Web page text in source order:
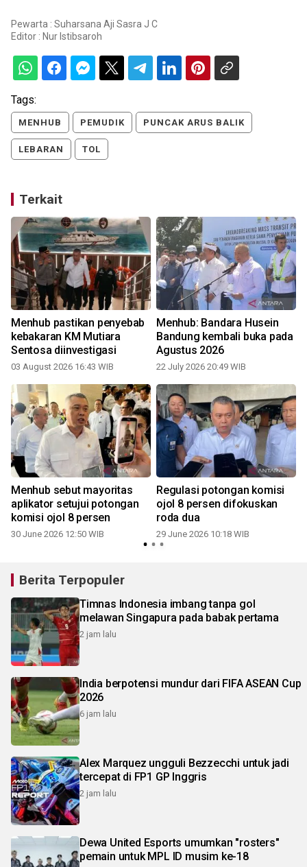
Pewarta : Suharsana Aji Sasra J C
Editor : Nur Istibsaroh
Tags:
MENHUB PEMUDIK PUNCAK ARUS BALIK
LEBARAN TOL
Terkait
Menhub pastikan penyebab
kebakaran KM Mutiara
Sentosa diinvestigasi
03 August 2026 16:43 WIB
Menhub: Bandara Husein
Bandung kembali buka pada
Agustus 2026
22 July 2026 20:49 WIB
Menhub sebut mayoritas
aplikator setujui potongan
komisi ojol 8 persen
30 June 2026 12:50 WIB
Regulasi potongan komisi
ojol 8 persen difokuskan
roda dua
29 June 2026 10:18 WIB
Berita Terpopuler
Timnas Indonesia imbang tanpa gol
melawan Singapura pada babak pertama
2 jam lalu
India berpotensi mundur dari FIFA ASEAN Cup
2026
6 jam lalu
Alex Marquez ungguli Bezzecchi untuk jadi
tercepat di FP1 GP Inggris
2 jam lalu
Dewa United Esports umumkan "rosters"
pemain untuk MPL ID musim ke-18